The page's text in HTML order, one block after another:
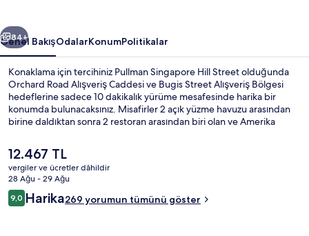
Sonraki
84+
Genel BakışOdalarKonumPolitikalar
Konaklama için tercihiniz Pullman Singapore Hill Street olduğunda
Orchard Road Alışveriş Caddesi ve Bugis Street Alışveriş Bölgesi
hedeflerine sadece 10 dakikalık yürüme mesafesinde harika bir
konumda bulunacaksınız. Misafirler 2 açık yüzme havuzu arasından
birine daldıktan sonra 2 restoran arasından biri olan ve Amerika
için açık Madison's restoranında bir şeyler atıştırabilir. Havuz kenarı
barı, spor salonu ve çocuk havuzu; bu lüks otel dâhilindeki diğer öne
çıkan özellikler arasındadır. Misafirler yardıma hazır personel
hakkında harika yorumlarda bulunuyor. Toplu taşıma yakındadır, City
Hall İstasyonu 3 dakikalık ve Bras Basah İstasyonu 6 dakikalık yürüme
mesafesinde bulunur.
Şu
anki
fiyat
12.467 TL
12.467 TL
vergiler ve ücretler dâhildir
28 Ağu - 29 Ağu
Yorumlar
9,09,0/10
Harika269 yorumun tümünü göster